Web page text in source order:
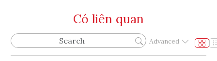
Có liên quan
Advanced